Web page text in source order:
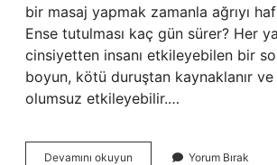
bir masaj yapmak zamanla ağrıyı
Ense tutulması kaç gün sürer? Her
cinsiyetten insanı etkileyebilen bir
boyun, kötü duruştan kaynaklanır ve
olumsuz etkileyebilir.…
Devamını okuyun Yorum Bırak